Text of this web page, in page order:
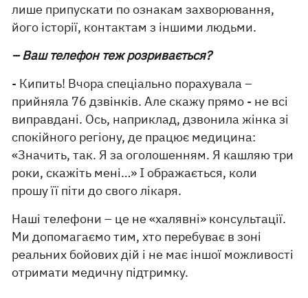
лише припускати по ознакам захворювання,
його історії, контактам з іншими людьми.
– Ваш телефон теж розривається?
- Кипить! Вчора спеціально порахувала –
прийняла 76 дзвінків. Але скажу прямо - не всі
виправдані. Ось, наприклад, дзвонила жінка зі
спокійного регіону, де працює медицина:
«Значить, так. Я за оголошенням. Я кашляю три
роки, скажіть мені…» І ображається, коли
прошу її піти до свого лікаря.
Наші телефони – це не «халявні» консультації.
Ми допомагаємо тим, хто перебуває в зоні
реальних бойових дій і не має іншої можливості
отримати медичну підтримку.